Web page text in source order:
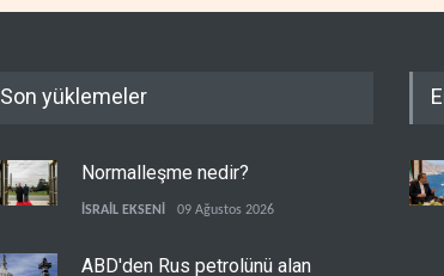
Son yüklemeler
Normalleşme nedir?
İSRAİL EKSENİ 09 Ağustos 2026
ABD'den Rus petrolünü alan